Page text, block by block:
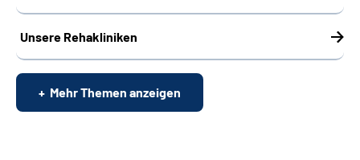
Unsere Rehakliniken
Mehr Themen anzeigen